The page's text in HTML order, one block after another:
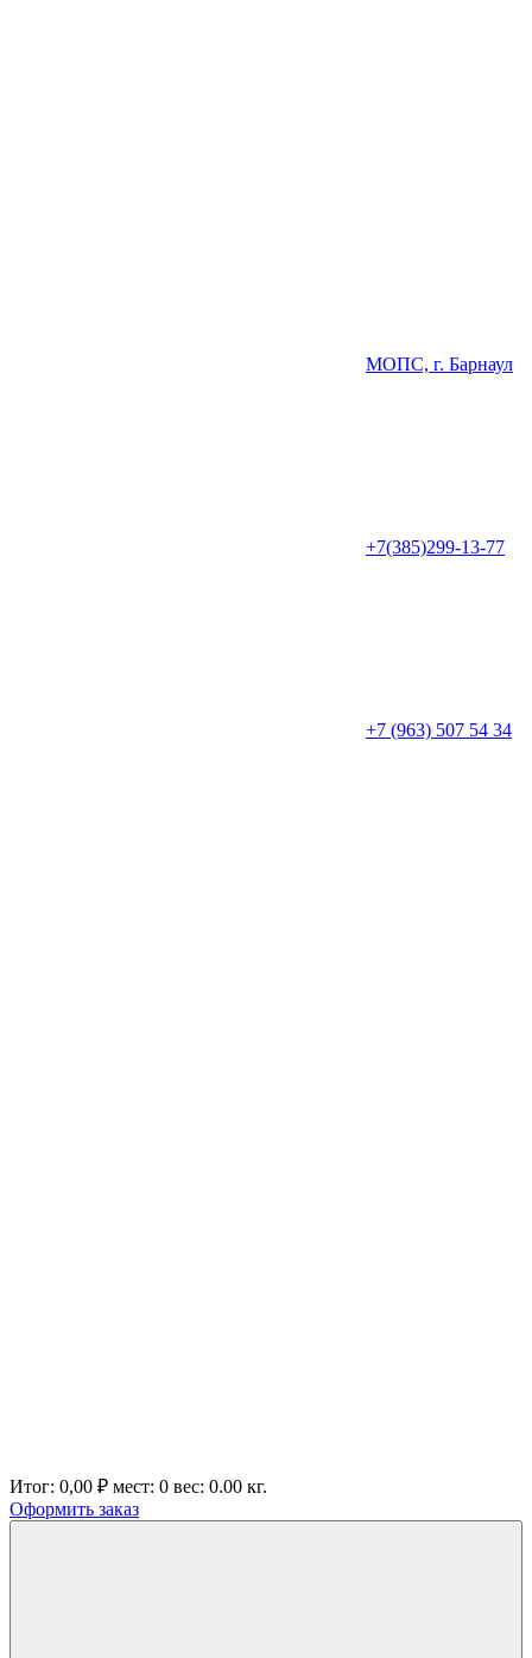
МОПС, г. Барнаул
+7(385)299-13-77
+7 (963) 507 54 34
Итог: 0,00 ₽ мест: 0 вес: 0.00 кг.
Оформить заказ